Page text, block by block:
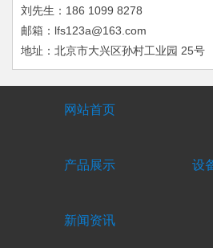
刘先生：186 1099 8278
邮箱：lfs123a@163.com
地址：北京市大兴区孙村工业园 25号
网站首页
产品展示 设
新闻资讯